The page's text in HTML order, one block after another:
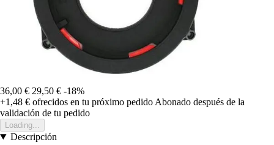
36,00 € 29,50 € -18%
+1,48 € ofrecidos en tu próximo pedido Abonado después de la
validación de tu pedido
Loading...
Descripción